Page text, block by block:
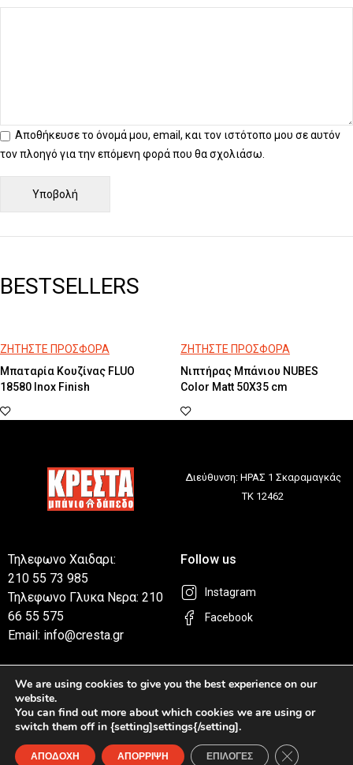
Αποθήκευσε το όνομά μου, email, και τον ιστότοπο μου σε αυτόν
τον πλοηγό για την επόμενη φορά που θα σχολιάσω.
BESTSELLERS
ΖΗΤΗΣΤΕ ΠΡΟΣΦΟΡΑ
Μπαταρία Κουζίνας FLUO
18580 Inox Finish
ΖΗΤΗΣΤΕ ΠΡΟΣΦΟΡΑ
Νιπτήρας Μπάνιου NUBES
Color Matt 50X35 cm
Διεύθυνση: ΗΡΑΣ 1 Σκαραμαγκάς
ΤΚ 12462
Τηλεφωνο Χαιδαρι:
210 55 73 985
Τηλεφωνο Γλυκα Νερα: 210
66 55 575
Email: info@cresta.gr
Η ΕΤΑΙΡΕΙΑ
Η Εταιρεία
Καταστήματα
ΧΡΗΣΙΜΑ LINKS
Privacy Policy
Συχνές Ερωτήσεις
Follow us
Instagram
Facebook
We are using cookies to give you the best experience on our
website.
You can find out more about which cookies we are using or
switch them off in {setting]settings{/setting].
ΑΠΟΔΟΧΗ ΑΠΟΡΡΙΨΗ ΕΠΙΛΟΓΕΣ Κλείσιμο